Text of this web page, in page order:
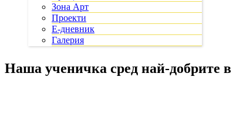
Зона Арт
Проекти
Е-дневник
Галерия
Наша ученичка сред най-добрите